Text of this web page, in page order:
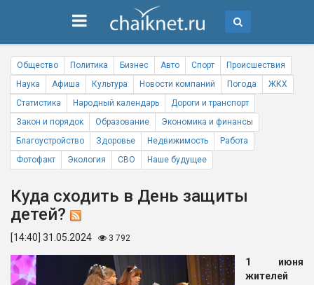
Общество Политика Бизнес Авто Спорт
Происшествия
Наука
Афиша Культура Новости компаний Погода
ЖКХ
Статистика
Народный календарь
Дороги и транспорт
Закон и порядок
Образование
Экономика и финансы
Благоустройство
Здоровье Недвижимость
Работа
Фотофакт
Экология СВО Наше будущее
Куда сходить в День защиты
детей?
[14:40] 31.05.2024 3 792
1 июня
жителей